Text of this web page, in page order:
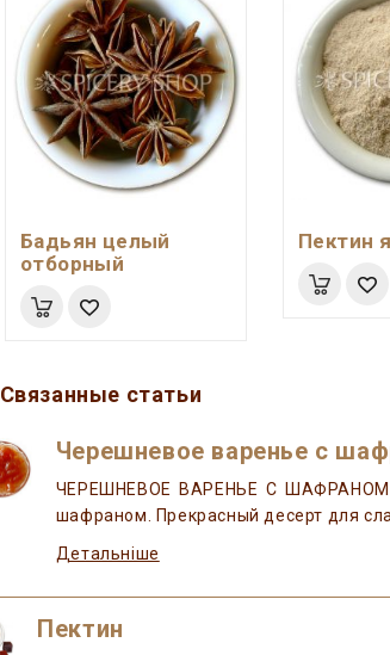
Бадьян целый
отборный
Пектин
Связанные статьи
Черешневое варенье с
ЧЕРЕШНЕВОЕ ВАРЕНЬЕ С ШАФРАНОМ -
шафраном. Прекрасный десерт для
Детальніше
Пектин